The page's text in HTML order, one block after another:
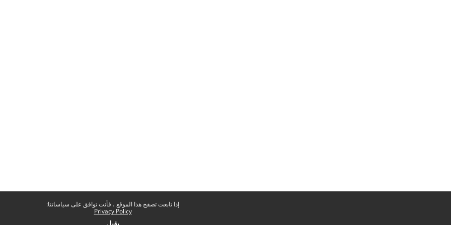
إذا تابعت تصفح هذا الموقع ، فأنت توافق على سياساتنا:
Privacy Policy